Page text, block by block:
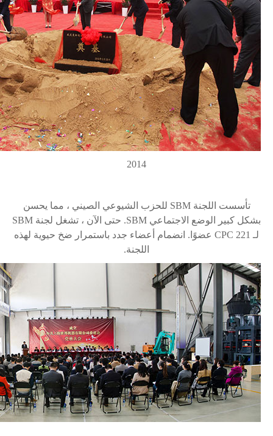
2014
تأسست اللجنةSBM للحزب الشيوعي الصيني ، مما يحسن
بشكل كبير الوضع الاجتماعي SBM. حتى الآن ، تشغل لجنة SBM
لـ CPC 221 عضوًا. انضمام أعضاء جدد باستمرار ضخ حيوية لهذه
اللجنة.